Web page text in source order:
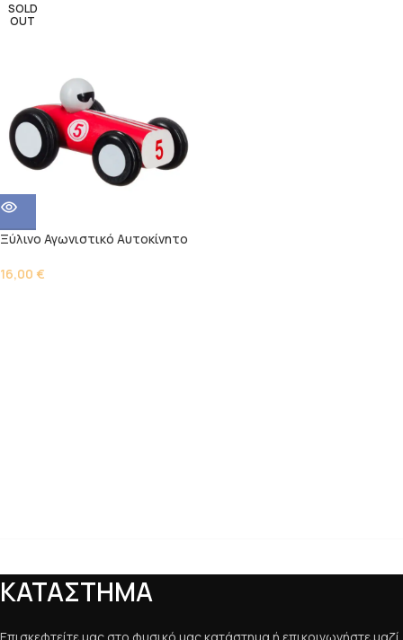
SOLD
OUT
Ξύλινο Αγωνιστικό Αυτοκίνητο
16,00 €
ΚΑΤΑΣΤΗΜΑ
Επισκεφτείτε μας στο φυσικό μας κατάστημα ή επικοινωνήστε μαζί